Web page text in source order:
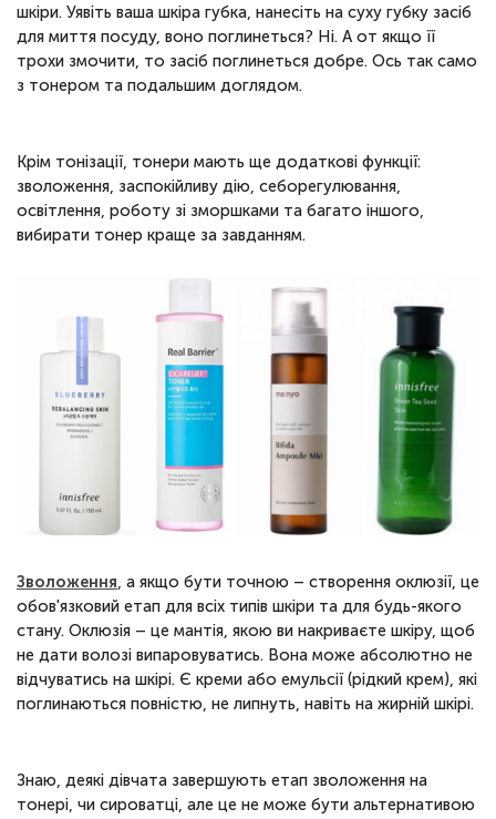
шкіри. Уявіть ваша шкіра губка, нанесіть на суху губку засіб
для миття посуду, воно поглинеться? Ні. А от якщо її
трохи змочити, то засіб поглинеться добре. Ось так само
з тонером та подальшим доглядом.
Крім тонізації, тонери мають ще додаткові функції:
зволоження, заспокійливу дію, себорегулювання,
освітлення, роботу зі зморшками та багато іншого,
вибирати тонер краще за завданням.
Зволоження, а якщо бути точною – створення оклюзії, це
обов'язковий етап для всіх типів шкіри та для будь-якого
стану. Оклюзія – це мантія, якою ви накриваєте шкіру, щоб
не дати волозі випаровуватись. Вона може абсолютно не
відчуватись на шкірі. Є креми або емульсії (рідкий крем), які
поглинаються повністю, не липнуть, навіть на жирній шкірі.
Знаю, деякі дівчата завершують етап зволоження на
тонері, чи сироватці, але це не може бути альтернативою